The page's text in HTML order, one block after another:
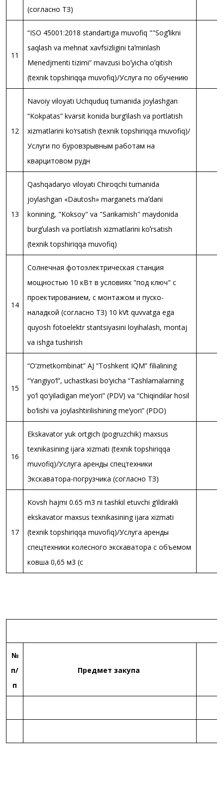
(согласно ТЗ)
11
“ISO 45001:2018 standartiga muvofiq ""Sogʼlikni
saqlash va mehnat xavfsizligini taʼminlash
Menedjmenti tizimi” mavzusi boʼyicha oʼqitish
(texnik topshiriqqa muvofiq)/Услуга по обучению
12
Navoiy viloyati Uchquduq tumanida joylashgan
“Kokpatas” kvarsit konida burg‘ilash va portlatish
xizmatlarini ko‘rsatish (texnik topshiriqqa muvofiq)/
Услуги по буровзрывным работам на
кварцитовом рудн
13
Qashqadaryo viloyati Chiroqchi tumanida
joylashgan «Dautosh» marganets maʼdani
konining, "Koksoy" va "Sarikamish" maydonida
burgʼulash va portlatish xizmatlarini koʼrsatish
(texnik topshiriqqa muvofiq)
14
Солнечная фотоэлектрическая станция
мощностью 10 кВт в условиях "под ключ" с
проектированием, с монтажом и пуско-
наладкой (согласно ТЗ) 10 kVt quvvatga ega
quyosh fotoelektr stantsiyasini loyihalash, montaj
va ishga tushirish
15
“O‘zmetkombinat” AJ “Toshkent IQM” filialining
“Yangiyo‘l”, uchastkasi bo‘yicha “Tashlamalаrning
yo‘l qo‘yiladigan me’yori” (PDV) va “Chiqindilar hosil
bo‘lishi va joylashtirilishining me’yori” (PDO)
16
Ekskavator yuk ortgich (pogruzchik) maxsus
texnikasining ijara xizmati (texnik topshiriqqa
muvofiq)/Услуга аренды спецтехники
Экскаватора-погрузчика (согласно ТЗ)
17
Kovsh hajmi 0.65 m3 ni tashkil etuvchi g‘ildirakli
ekskavator maxsus texnikasining ijara xizmati
(texnik topshiriqqa muvofiq)/Услуга аренды
спецтехники колесного экскаватора с объемом
ковша 0,65 м3 (с
№
п/
п
Предмет закупа